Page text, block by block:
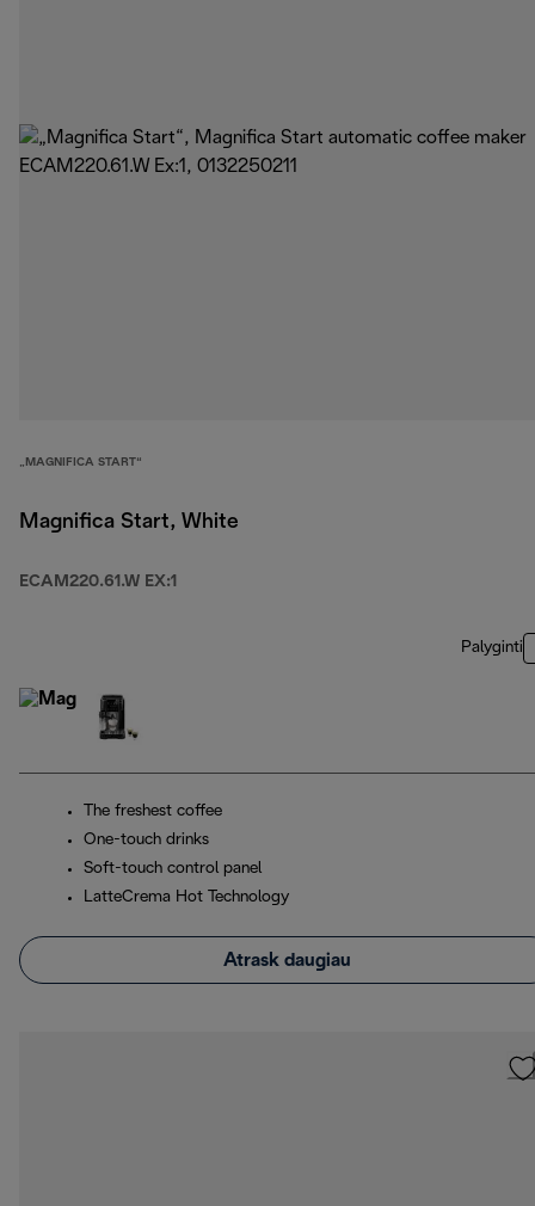
„MAGNIFICA START“
Magnifica Start, White
ECAM220.61.W EX:1
Palyginti
The freshest coffee
One-touch drinks
Soft-touch control panel
LatteCrema Hot Technology
Atrask daugiau